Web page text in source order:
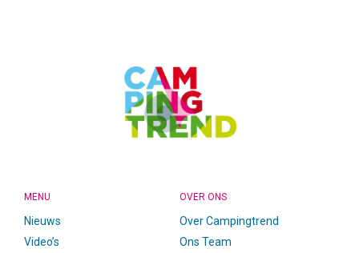
MENU
Nieuws
Video’s
OVER ONS
Over Campingtrend
Ons Team